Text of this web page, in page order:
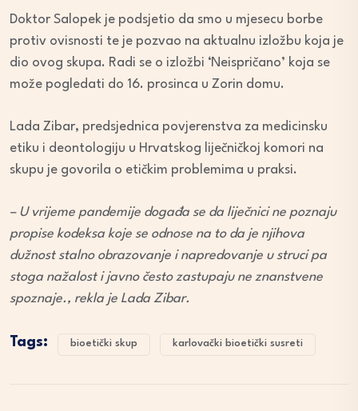
Doktor Salopek je podsjetio da smo u mjesecu borbe
protiv ovisnosti te je pozvao na aktualnu izložbu koja je
dio ovog skupa. Radi se o izložbi ‘Neispričano’ koja se
može pogledati do 16. prosinca u Zorin domu.
Lada Zibar, predsjednica povjerenstva za medicinsku
etiku i deontologiju u Hrvatskog liječničkoj komori na
skupu je govorila o etičkim problemima u praksi.
– U vrijeme pandemije događa se da liječnici ne poznaju
propise kodeksa koje se odnose na to da je njihova
dužnost stalno obrazovanje i napredovanje u struci pa
stoga nažalost i javno često zastupaju ne znanstvene
spoznaje., rekla je Lada Zibar.
Tags: bioetički skup karlovački bioetički susreti